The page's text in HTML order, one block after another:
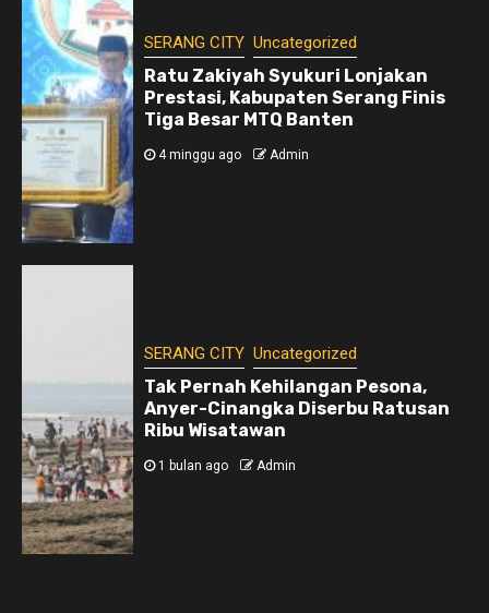
SERANG CITY Uncategorized
Ratu Zakiyah Syukuri Lonjakan
Prestasi, Kabupaten Serang Finis
Tiga Besar MTQ Banten
4 minggu ago Admin
SERANG CITY Uncategorized
Tak Pernah Kehilangan Pesona,
Anyer-Cinangka Diserbu Ratusan
Ribu Wisatawan
1 bulan ago Admin